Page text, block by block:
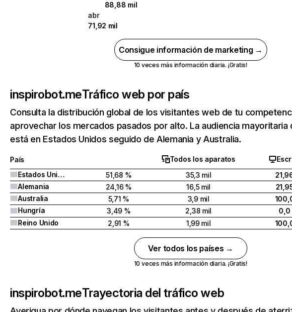
88,88 mil
abr
71,92 mil
Consigue información de marketing →
10 veces más información diaria. ¡Gratis!
inspirobot.meTráfico web por país
Consulta la distribución global de los visitantes web de tu
aprovechar los mercados pasados por alto. La audiencia mayoritaria
está en Estados Unidos seguido de Alemania y Australia.
País Todos los aparatos
Estados Unidos
51,68 % 35,3 mil
Alemania
24,16 % 16,5 mil
Australia
5,71 % 3,9 mil
Hungría
3,49 % 2,38 mil
0,0
Reino Unido
2,91 % 1,99 mil
Ver todos los países →
10 veces más información diaria. ¡Gratis!
inspirobot.meTrayectoria del tráfico web